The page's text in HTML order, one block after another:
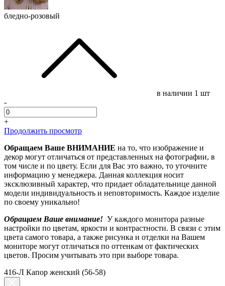
бледно-розовый
в наличии 1 шт
-
+
Продолжить просмотр
Обращаем Ваше ВНИМАНИЕ на то, что изображение и
декор могут отличаться от представленных на фотографии, в
том числе и по цвету. Если для Вас это важно, то уточните
информацию у менеджера. Данная коллекция носит
эксклюзивный характер, что придает обладательнице данной
модели индивидуальность и неповторимость. Каждое изделие
по своему уникально!
Обращаем Ваше внимание! У каждого монитора разные
настройки по цветам, яркости и контрастности. В связи с этим
цвета самого товара, а также рисунка и отделки на Вашем
мониторе могут отличаться по оттенкам от фактических
цветов. Просим учитывать это при выборе товара.
416-Л Капор женский (56-58)